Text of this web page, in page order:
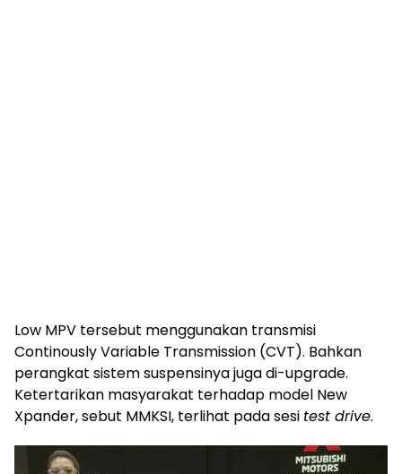
Low MPV tersebut menggunakan transmisi
Continously Variable Transmission (CVT). Bahkan
perangkat sistem suspensinya juga di-upgrade.
Ketertarikan masyarakat terhadap model New
Xpander, sebut MMKSI, terlihat pada sesi test drive.